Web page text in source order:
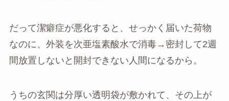
だって潔癖症が悪化すると、せっかく届いた荷物
なのに、外装を次亜塩素酸水で消毒→密封して2週
間放置しないと開封できない人間になるから。
うちの玄関は分厚い透明袋が敷かれて、その上が